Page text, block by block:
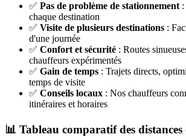
✅ Pas de problème de stationnement
chaque destination
✅ Visite de plusieurs destinations :
d'une journée
✅ Confort et sécurité : Routes
chauffeurs expérimentés
✅ Gain de temps : Trajets directs,
temps de visite
✅ Conseils locaux : Nos chauffeurs
itinéraires et horaires
📊 Tableau comparatif des distances